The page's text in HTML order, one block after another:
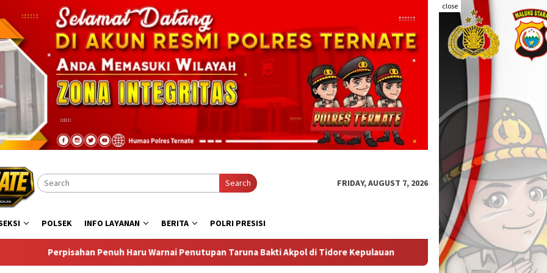
close
Search FRIDAY, AUGUST 7, 2026
POLSEK INFO LAYANAN BERITA POLRI PRESISI
Warnai Penutupan Taruna Bakti Akpol di Tidore Kepulauan KBPBI Apresiasi Komitmen Kapolri Kawal Aspirasi dalam